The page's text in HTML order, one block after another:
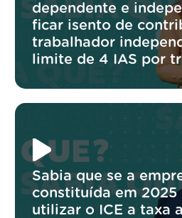
dependente e
ficar isento de
trabalhador
limite de 4 IAS por
Sabia que se a
constituída em 2025
utilizar o ICE a taxa